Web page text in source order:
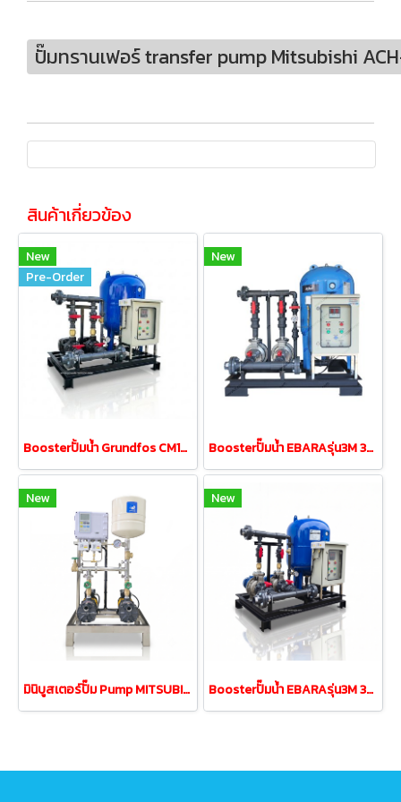
ปั๊มทรานเฟอร์ transfer pump Mitsubishi
สินค้าเกี่ยวข้อง
New
Pre-Order
Boosterปั้มน้ำ Grundfos CM10-3 2.2kw 380V tank200Lท่อUPVC
New
Boosterปั๊มน้ำ EBARAรุ่น3M 32-160/1.5 2.0HP380V tank200L
New
มินิบูสเตอร์ปั๊ม Pump MITSUBISHI MCH-355S 0.35kw 220V 18L
New
Boosterปั๊มน้ำ EBARAรุ่น3M 32-160/2.2 3.0HP380V tank200L